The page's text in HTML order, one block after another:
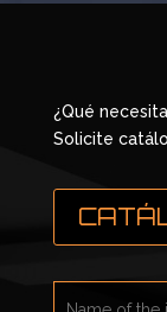
¿Qué
Solicite